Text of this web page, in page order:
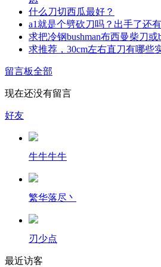
什么刀切西瓜最好？
a1就是个劈砍刀吗？出手了还
求把冷钢bushman布西曼柴刀或
求推荐，30cm左右直刀有哪些
留言板全部
现在还没有留言
好友
牛牛牛牛
繁华落尽丶
刃少点
最近访客